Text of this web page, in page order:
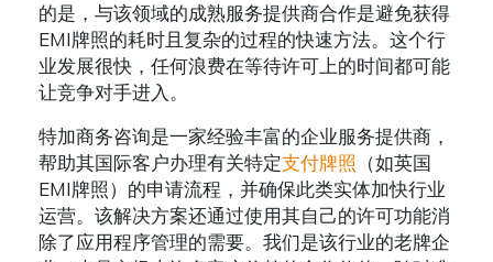
的是，与该领域的成熟服务提供商合作是避免获得
EMI牌照的耗时且复杂的过程的快速方法。这个行
业发展很快，任何浪费在等待许可上的时间都可能
让竞争对手进入。
特加商务咨询是一家经验丰富的企业服务提供商，
帮助其国际客户办理有关特定支付牌照 （如英国
EMI牌照）的申请流程，并确保此类实体加快行业
运营。该解决方案还通过使用其自己的许可功能消
除了应用程序管理的需要。我们是该行业的老牌企